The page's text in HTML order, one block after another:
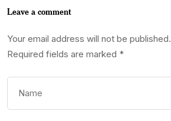
Leave a comment
Your email address will not be published.
Required fields are marked *